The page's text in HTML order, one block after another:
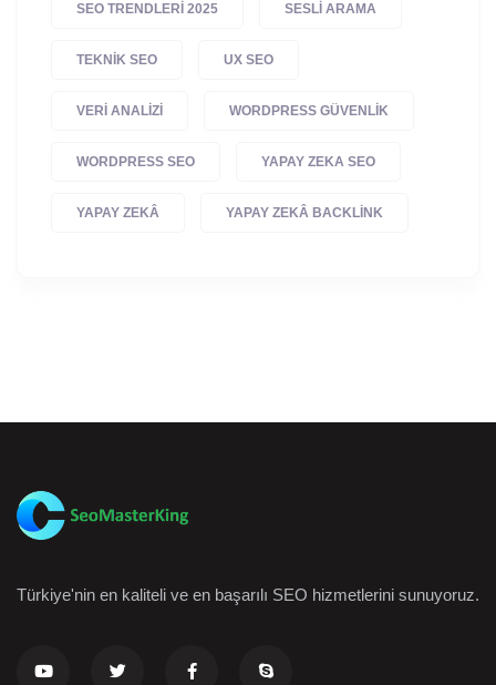
SEO TRENDLERI 2025 SESLI ARAMA
TEKNIK SEO UX SEO
VERI ANALIZI WORDPRESS GÜVENLIK
WORDPRESS SEO YAPAY ZEKA SEO
YAPAY ZEKÂ YAPAY ZEKÂ BACKLINK
Türkiye'nin en kaliteli ve en başarılı SEO hizmetlerini sunuyoruz.